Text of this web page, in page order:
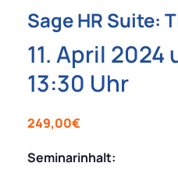
Sage HR Suite:
11. April 2024
13:30
249,00€
Seminarinhalt: